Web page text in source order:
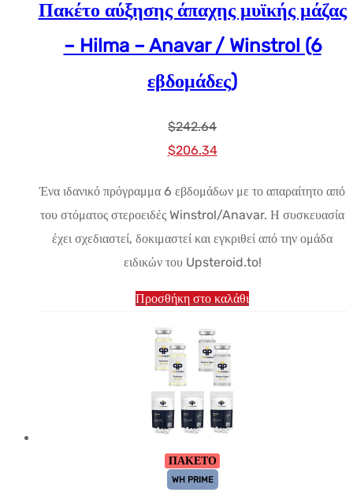
Πακέτο αύξησης άπαχης μυϊκής μάζας
– Hilma – Anavar / Winstrol (6
εβδομάδες)
$242.64
Αρχική
$242.64.
$206.34Η
τιμή
είναι:
$206.34.
Ένα ιδανικό πρόγραμμα 6 εβδομάδων με το απαραίτητο από
του στόματος στεροειδές Winstrol/Anavar. Η συσκευασία
έχει σχεδιαστεί, δοκιμαστεί και εγκριθεί από την ομάδα
ειδικών του Upsteroid.to!
Προσθήκη στο καλάθι
ΠΑΚΕΤΟ
WH PRIME